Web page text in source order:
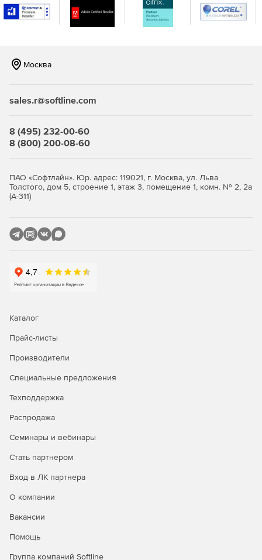
Москва
sales.r@softline.com
8 (495) 232-00-60
8 (800) 200-08-60
ПАО «Софтлайн». Юр. адрес: 119021, г. Москва, ул. Льва
Толстого, дом 5, строение 1, этаж 3, помещение 1, комн. № 2, 2а
(А-311)
Каталог
Прайс-листы
Производители
Специальные предложения
Техподдержка
Распродажа
Семинары и вебинары
Стать партнером
Вход в ЛК партнера
О компании
Вакансии
Помощь
Группа компаний Softline